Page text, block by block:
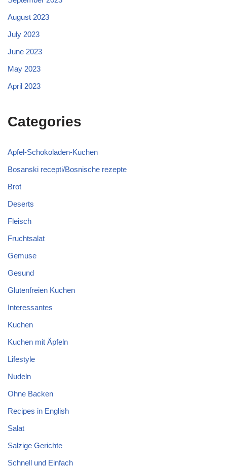
August 2023
July 2023
June 2023
May 2023
April 2023
Categories
Apfel-Schokoladen-Kuchen
Bosanski recepti/Bosnische rezepte
Brot
Deserts
Fleisch
Fruchtsalat
Gemuse
Gesund
Glutenfreien Kuchen
Interessantes
Kuchen
Kuchen mit Äpfeln
Lifestyle
Nudeln
Ohne Backen
Recipes in English
Salat
Salzige Gerichte
Schnell und Einfach